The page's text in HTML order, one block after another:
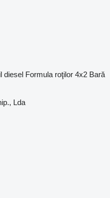
diesel Formula roţilor 4x2 Bară
Lda